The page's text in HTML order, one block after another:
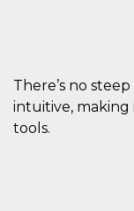
There’s no
intuitive, making
tools.